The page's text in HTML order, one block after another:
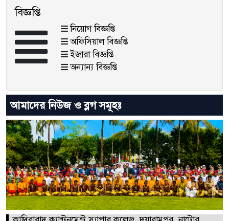
বিজ্ঞপ্তি
নিয়োগ বিজ্ঞপ্তি
অফিসিয়াল বিজ্ঞপ্তি
ইজারা বিজ্ঞপ্তি
অন্যান্য বিজ্ঞপ্তি
আমাদের নিউজ ও ব্লগ সমূহঃ